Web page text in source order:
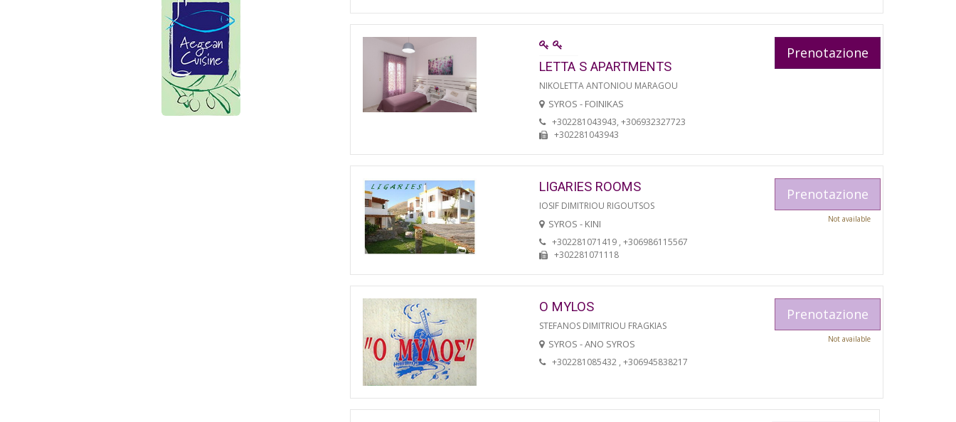
LETTA S APARTMENTS
NIKOLETTA ANTONIOU MARAGOU
SYROS - FOINIKAS
+302281043943, +306932327723
+302281043943
Prenotazione
LIGARIES ROOMS
IOSIF DIMITRIOU RIGOUTSOS
SYROS - KINI
+302281071419 , +306986115567
+302281071118
Prenotazione
Not available
O MYLOS
STEFANOS DIMITRIOU FRAGKIAS
SYROS - ANO SYROS
+302281085432 , +306945838217
Prenotazione
Not available